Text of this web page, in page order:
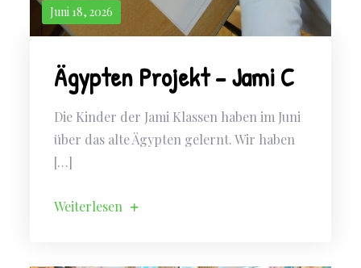
Juni 18, 2026
Ägypten Projekt – Jami C
Die Kinder der Jami Klassen haben im Juni
über das alte Ägypten gelernt. Wir haben
[…]
Weiterlesen